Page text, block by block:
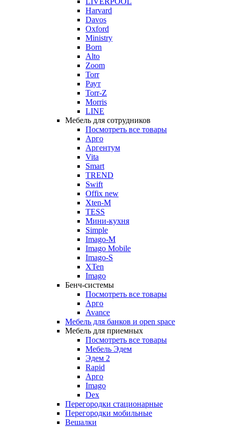
Harvard
Davos
Oxford
Ministry
Born
Alto
Zoom
Torr
Раут
Torr-Z
Morris
LINE
Мебель для сотрудников
Посмотреть все товары
Арго
Аргентум
Vita
Smart
TREND
Swift
Offix new
Xten-M
TESS
Мини-кухня
Simple
Imago-M
Imago Mobile
Imago-S
XTen
Imago
Бенч-системы
Посмотреть все товары
Арго
Avance
Мебель для банков и open space
Мебель для приемных
Посмотреть все товары
Мебель Эдем
Эдем 2
Rapid
Арго
Imago
Dex
Перегородки стационарные
Перегородки мобильные
Вешалки